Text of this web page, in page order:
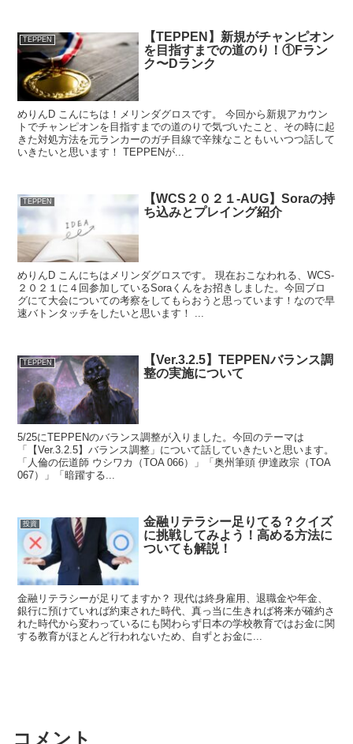
TEPPEN
【TEPPEN】新規がチャンピオン
を目指すまでの道のり！①Fラン
ク〜Dランク
めりんD こんにちは！メリンダグロスです。 今回から新規アカウン
トでチャンピオンを目指すまでの道のりで気づいたこと、その時に起
きた対処方法を元ランカーのガチ目線で辛辣なこともいいつつ話して
いきたいと思います！ TEPPENが...
TEPPEN
【WCS２０２１-AUG】Soraの持
ち込みとプレイング紹介
めりんD こんにちはメリンダグロスです。 現在おこなわれる、WCS-
２０２１に４回参加しているSoraくんをお招きしました。今回ブロ
グにて大会についての考察をしてもらおうと思っています！なので早
速バトンタッチをしたいと思います！ ...
TEPPEN
【Ver.3.2.5】TEPPENバランス調
整の実施について
5/25にTEPPENのバランス調整が入りました。今回のテーマは
「【Ver.3.2.5】バランス調整」について話していきたいと思います。
「人倫の伝道師 ウシワカ（TOA 066）」「奥州筆頭 伊達政宗（TOA
067）」「暗躍する...
投資
金融リテラシー足りてる？クイズ
に挑戦してみよう！高める方法に
ついても解説！
金融リテラシーが足りてますか？ 現代は終身雇用、退職金や年金、
銀行に預けていれば約束された時代、真っ当に生きれば将来が確約さ
れた時代から変わっているにも関わらず日本の学校教育ではお金に関
する教育がほとんど行われないため、自ずとお金に...
コメント